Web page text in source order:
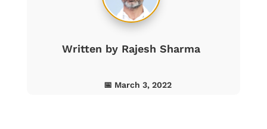
Written by Rajesh Sharma
📅 March 3, 2022